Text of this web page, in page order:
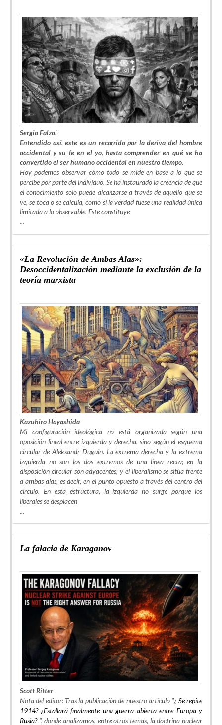
Sergio Falzoi
Entendido así, este es un recorrido por la deriva del hombre
occidental y su fe en el yo, hasta comprender en qué se ha
convertido el ser humano occidental en nuestro tiempo.
Hoy podemos observar cómo todo se mide en base a lo que se
percibe por parte del individuo. Se ha instaurado la creencia de que
el conocimiento solo puede alcanzarse a través de aquello que se
ve, se toca o se calcula, como si la verdad fuese una realidad única
limitada a lo observable. Este constituye
...
«La Revolución de Ambas Alas»:
Desoccidentalización mediante la exclusión de la
teoría marxista
Kazuhiro Hayashida
Mi configuración ideológica no está organizada según una
oposición lineal entre izquierda y derecha, sino según el esquema
circular de Aleksandr Duguin. La extrema derecha y la extrema
izquierda no son los dos extremos de una línea recta; en la
disposición circular son adyacentes, y el liberalismo se sitúa frente
a ambas alas, es decir, en el punto opuesto a través del centro del
círculo. En esta estructura, la izquierda no surge porque los
liberales se desplacen
...
La falacia de Karaganov
Scott Ritter
Nota del editor: Tras la publicación de nuestro artículo "¿ Se repite
1914? ¿Estallará finalmente una guerra abierta entre Europa y
Rusia?", donde analizamos, entre otros temas, la doctrina nuclear